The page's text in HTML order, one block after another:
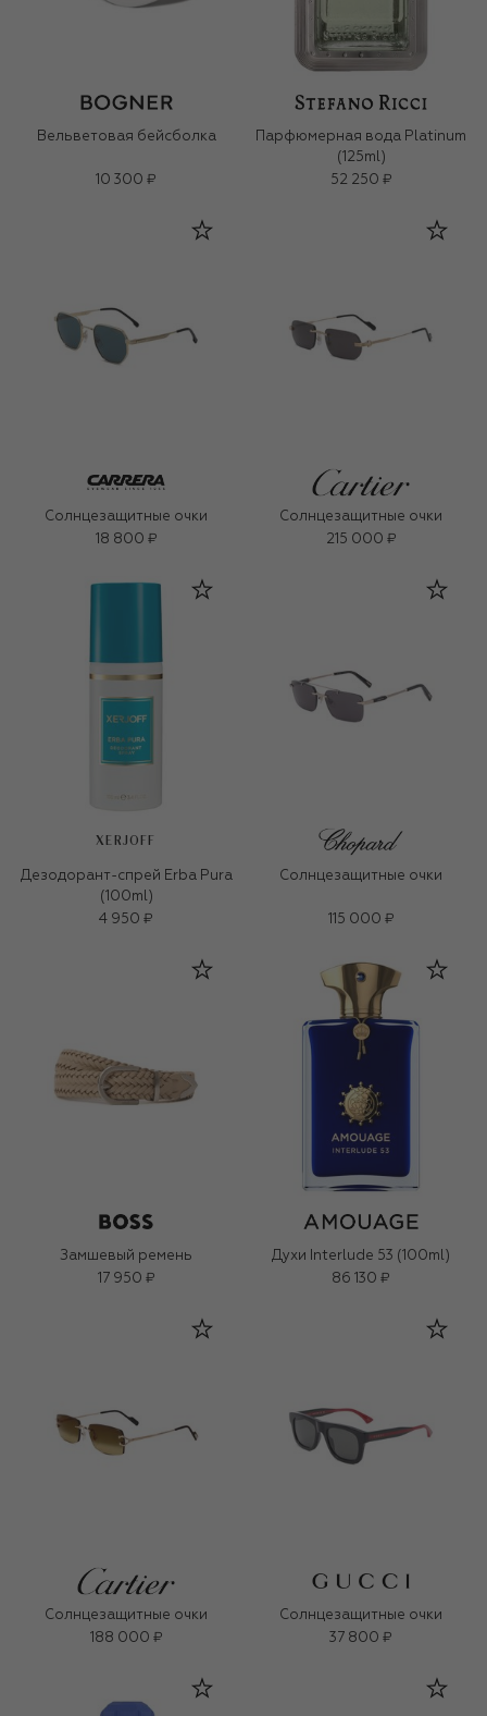
Вельветовая бейсболка
10 300 ₽
Парфюмерная вода Platinum
(125ml)
52 250 ₽
Солнцезащитные очки
18 800 ₽
Солнцезащитные очки
215 000 ₽
XERJOFF
Дезодорант-спрей Erba Pura
(100ml)
4 950 ₽
Солнцезащитные очки
115 000 ₽
Замшевый ремень
17 950 ₽
Духи Interlude 53 (100ml)
86 130 ₽
Солнцезащитные очки
188 000 ₽
Солнцезащитные очки
37 800 ₽